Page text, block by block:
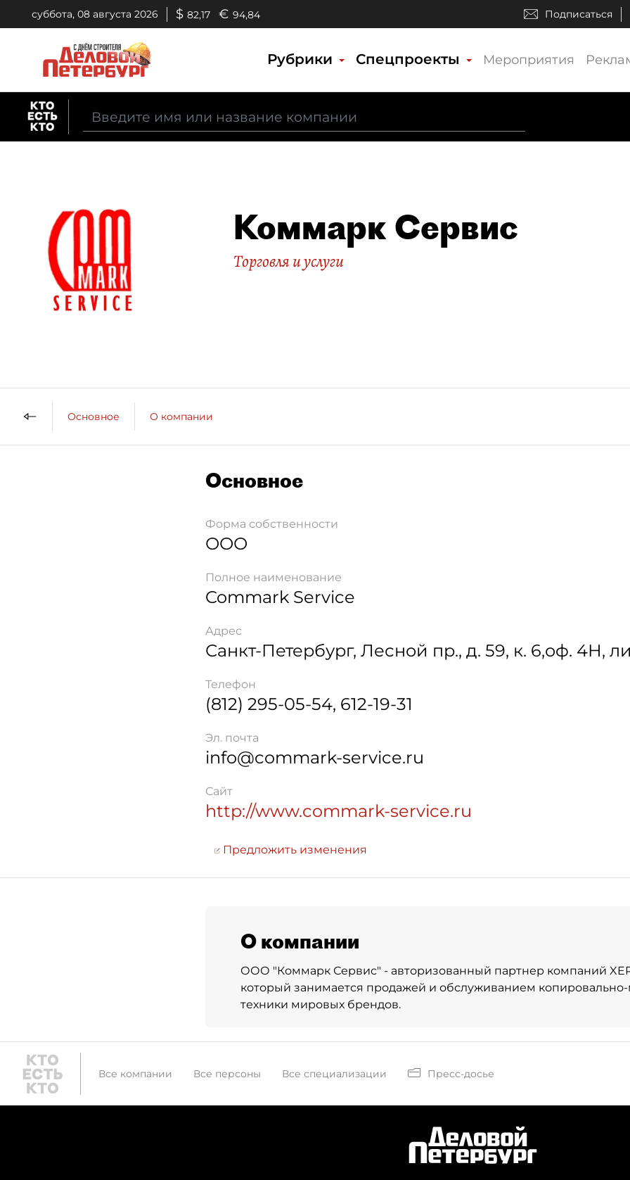
суббота, 08 августа 2026 $ 82,17 € 94,84 Подписаться
Рубрики Спецпроекты Мероприятия
Коммарк Сервис
Торговля и услуги
Основное О компании
Основное
Форма собственности
ООО
Полное наименование
Commark Service
Адрес
Санкт-Петербург, Лесной пр., д. 59, к. 6,оф. 4Н,
Телефон
(812) 295-05-54, 612-19-31
Эл. почта
info@commark-service.ru
Сайт
http://www.commark-service.ru
Предложить изменения
О компании
ООО "Коммарк Сервис" - авторизованный партнер компаний
который занимается продажей и обслуживанием
техники мировых брендов.
Все компании Все персоны Все специализации Пресс-досье